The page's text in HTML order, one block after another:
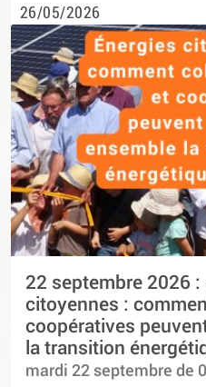
26/05/2026
22 septembre 2026 :
citoyennes :
coopératives
la transition
mardi 22 septembre de